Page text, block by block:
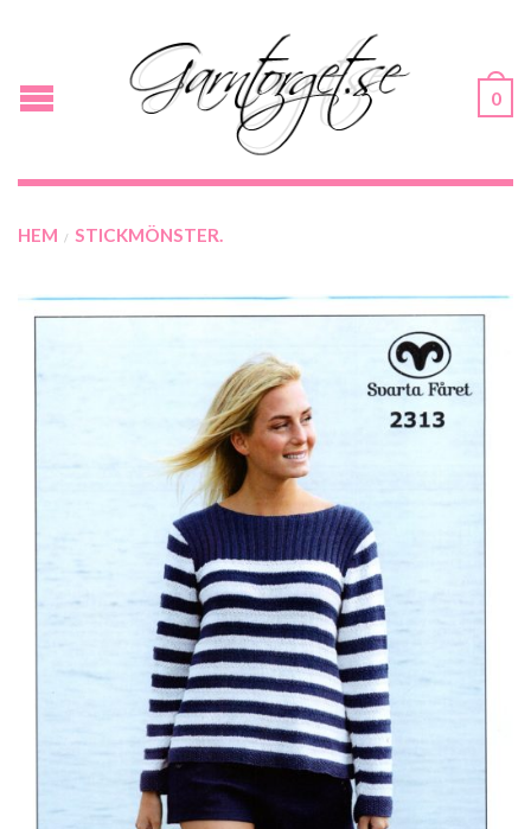
0
HEM / STICKMÖNSTER.